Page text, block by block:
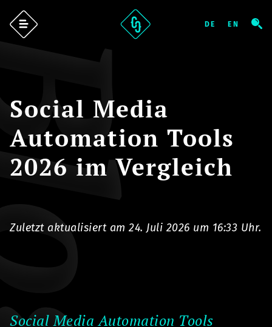
Social Media
Automation Tools
2026 im Vergleich
Zuletzt aktualisiert am 24. Juli 2026 um 16:33 Uhr.
Social Media Automation Tools